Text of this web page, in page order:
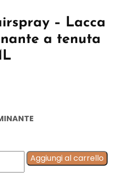
– Lacca
a tenuta
Aggiungi al carrello